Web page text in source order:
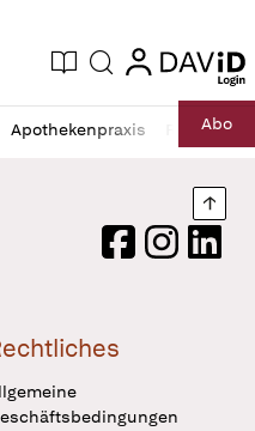
Aktuelle Ausgabe
Suche login
login
Apothekenpraxis RechtAbo
FacebookInstagram